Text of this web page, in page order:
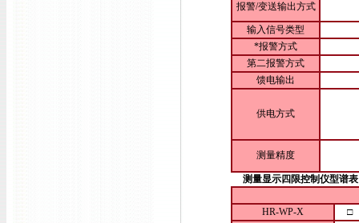
报警/变送输出方式
输入信号类型
*报警方式
第二报警方式
馈电输出
供电方式
测量精度
测量显示四限控制仪型谱表
HR-WP-X □